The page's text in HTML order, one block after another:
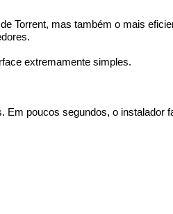
Torrent, mas também o mais
extremamente simples.
poucos segundos, o instalador